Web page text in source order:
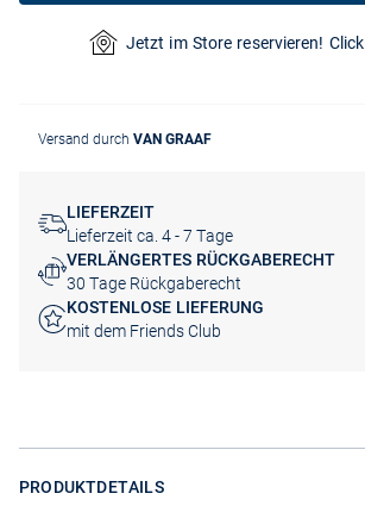
Jetzt im Store reservieren!
Versand durch VAN GRAAF
LIEFERZEIT
Lieferzeit ca. 4 - 7 Tage
VERLÄNGERTES RÜCKGABERECHT
30 Tage Rückgaberecht
KOSTENLOSE LIEFERUNG
mit dem Friends Club
PRODUKTDETAILS